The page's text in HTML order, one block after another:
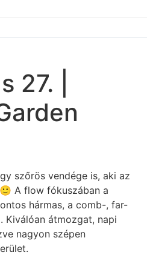
27. |
szőrös vendége is, aki az
A flow fókuszában a
hármas, a comb-, far-
Kiválóan átmozgat, napi
nagyon szépen